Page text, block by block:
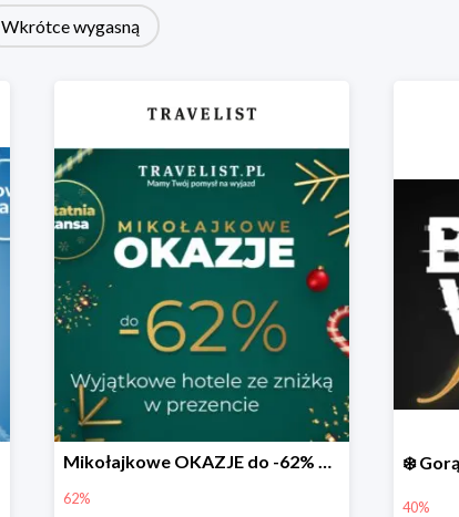
Wkrótce wygasną
Mikołajkowe OKAZJE do -62% na bis 🎅 Prezent dla spóźnialskich
62% 40%